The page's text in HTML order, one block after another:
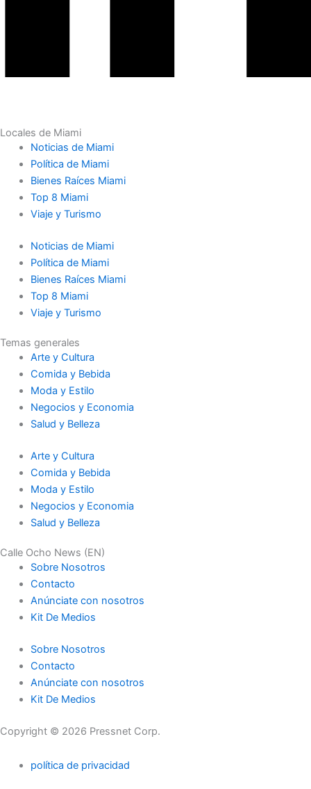
Locales de Miami
Noticias de Miami
Política de Miami
Bienes Raíces Miami
Top 8 Miami
Viaje y Turismo
Noticias de Miami
Política de Miami
Bienes Raíces Miami
Top 8 Miami
Viaje y Turismo
Temas generales
Arte y Cultura
Comida y Bebida
Moda y Estilo
Negocios y Economia
Salud y Belleza
Arte y Cultura
Comida y Bebida
Moda y Estilo
Negocios y Economia
Salud y Belleza
Calle Ocho News (EN)
Sobre Nosotros
Contacto
Anúnciate con nosotros
Kit De Medios
Sobre Nosotros
Contacto
Anúnciate con nosotros
Kit De Medios
Copyright © 2026 Pressnet Corp.
política de privacidad